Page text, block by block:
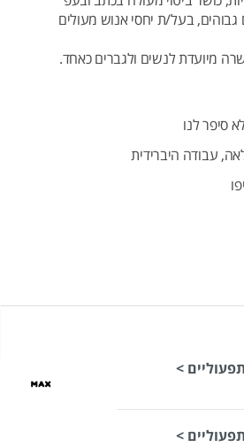
בעל/ת יחסי אנוש מעולים
מיועדת לנשים ולגברים כאחד.
סיפר לנו
עבודה היברידית
>
>